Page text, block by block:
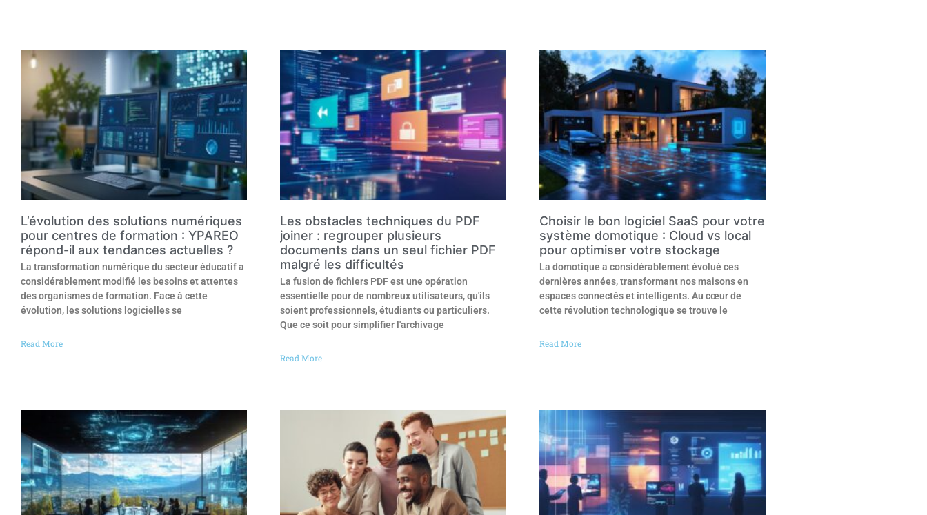
L’évolution des solutions numériques
pour centres de formation : YPAREO
répond-il aux tendances actuelles ?
La transformation numérique du secteur éducatif a
considérablement modifié les besoins et attentes
des organismes de formation. Face à cette
évolution, les solutions logicielles se
Read More
Les obstacles techniques du PDF
joiner : regrouper plusieurs
documents dans un seul fichier PDF
malgré les difficultés
La fusion de fichiers PDF est une opération
essentielle pour de nombreux utilisateurs, qu'ils
soient professionnels, étudiants ou particuliers.
Que ce soit pour simplifier l'archivage
Read More
Choisir le bon logiciel SaaS pour votre
système domotique : Cloud vs local
pour optimiser votre stockage
La domotique a considérablement évolué ces
dernières années, transformant nos maisons en
espaces connectés et intelligents. Au cœur de
cette révolution technologique se trouve le
Read More